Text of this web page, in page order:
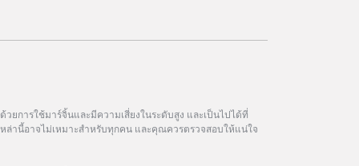
ยการใช้มาร์จิ้นและมีความเสี่ยงในระดับสูง และเป็นไปได้ที่
านี้อาจไม่เหมาะสำหรับทุกคน และคุณควรตรวจสอบให้แน่ใจ